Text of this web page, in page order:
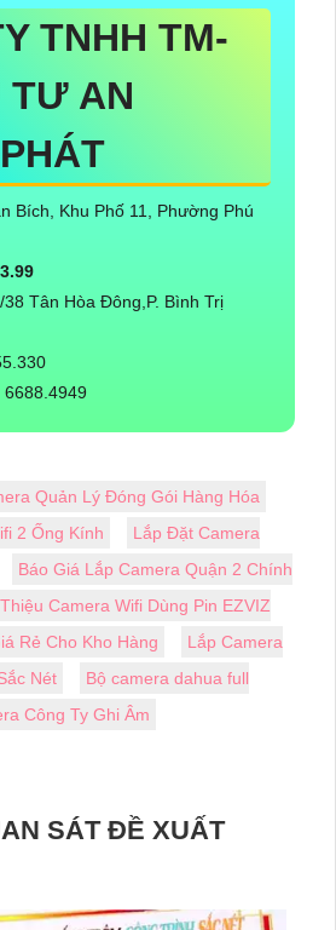
TNHH TM-
TƯ AN
Bích, Khu Phố 11, Phường Phú
38 Tân Hòa Đông,P. Bình Trị
6688.4949
Quản Lý Đóng Gói Hàng Hóa
2 Ống Kính
Lắp Đặt Camera
Báo Giá Lắp Camera Quận 2 Chính
Camera Wifi Dùng Pin EZVIZ
Rẻ Cho Kho Hàng
Lắp Camera
Nét
Bộ camera dahua full
Công Ty Ghi Âm
SÁT ĐỀ XUẤT